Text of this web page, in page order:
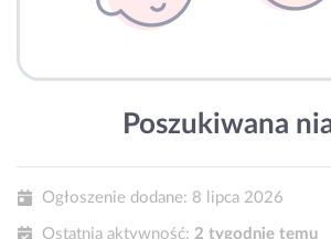
Poszukiwana
Ogłoszenie dodane: 8 lipca 2026
Ostatnia aktywność: 2 tygodnie temu